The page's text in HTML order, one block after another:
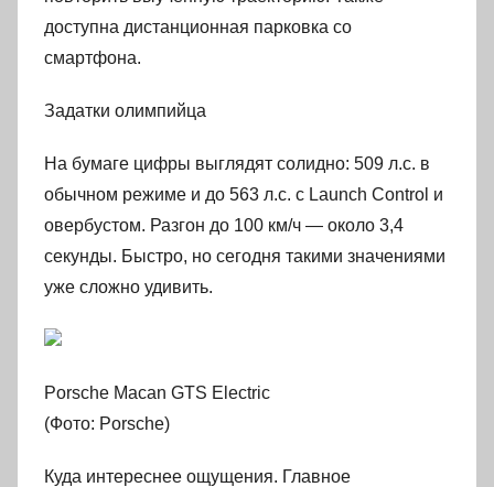
доступна дистанционная парковка со
смартфона.
Задатки олимпийца
На бумаге цифры выглядят солидно: 509 л.с. в
обычном режиме и до 563 л.с. с Launch Control и
овербустом. Разгон до 100 км/ч — около 3,4
секунды. Быстро, но сегодня такими значениями
уже сложно удивить.
Porsche Macan GTS Electric
(Фото: Porsche)
Куда интереснее ощущения. Главное